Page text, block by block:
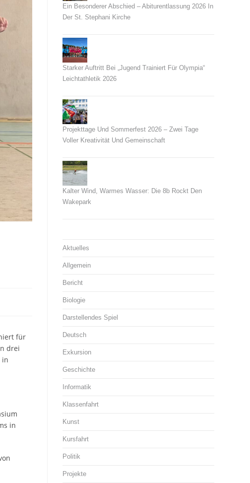
für
drei
in
in
Ein Besonderer Abschied – Abiturentlassung 2026 In
Der St. Stephani Kirche
Starker Auftritt Bei „Jugend Trainiert Für Olympia“
Leichtathletik 2026
Projekttage Und Sommerfest 2026 – Zwei Tage
Voller Kreativität Und Gemeinschaft
Kalter Wind, Warmes Wasser: Die 8b Rockt Den
Wakepark
Aktuelles
Allgemein
Bericht
Biologie
Darstellendes Spiel
Deutsch
Exkursion
Geschichte
Informatik
Klassenfahrt
Kunst
Kursfahrt
Politik
Projekte